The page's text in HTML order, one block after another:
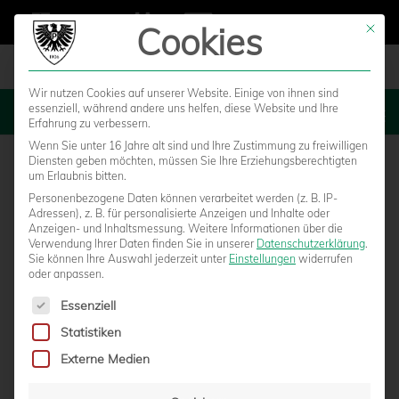
MENU
O-TÖNE: ERLEICHTERTE ADLERTRÄGER BEI
Mit
Cookies
Wir nutzen Cookies auf unserer Website. Einige von ihnen sind
essenziell, während andere uns helfen, diese Website und Ihre
Erfahrung zu verbessern.
Wenn Sie unter 16 Jahre alt sind und Ihre Zustimmung zu freiwilligen
Diensten geben möchten, müssen Sie Ihre Erziehungsberechtigten
um Erlaubnis bitten.
Personenbezogene Daten können verarbeitet werden (z. B. IP-
Adressen), z. B. für personalisierte Anzeigen und Inhalte oder
Anzeigen- und Inhaltsmessung. Weitere Informationen über die
Verwendung Ihrer Daten finden Sie in unserer Datenschutzerklärung.
Sie können Ihre Auswahl jederzeit unter Einstellungen widerrufen
oder anpassen.
Es folgt eine Liste der Service-Gruppen, für die eine
Essenziell
Statistiken
Externe Medien